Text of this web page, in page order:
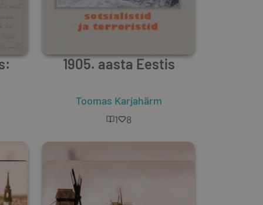
1905. aasta Eestis
Toomas Karjahärm
1
8